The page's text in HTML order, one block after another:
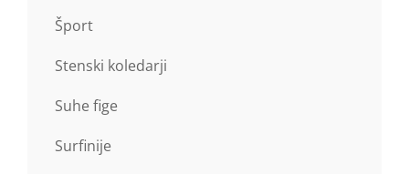
Šport
Stenski koledarji
Suhe fige
Surfinije